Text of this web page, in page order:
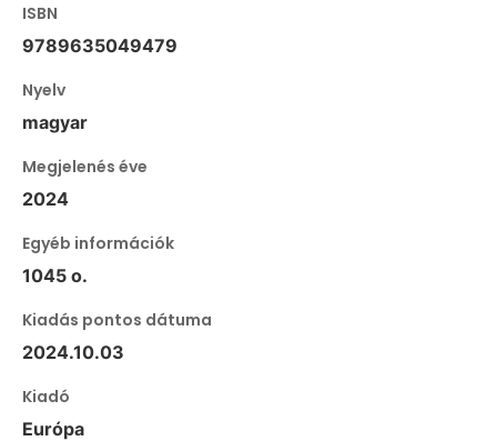
ISBN
9789635049479
Nyelv
magyar
Megjelenés éve
2024
Egyéb információk
1045 o.
Kiadás pontos dátuma
2024.10.03
Kiadó
Európa